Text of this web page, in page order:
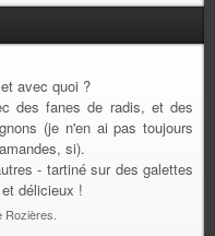
avec quoi ?
des fanes de radis, et des
(je n'en ai pas toujours
si).
- tartiné sur des galettes
délicieux !
Rozières.